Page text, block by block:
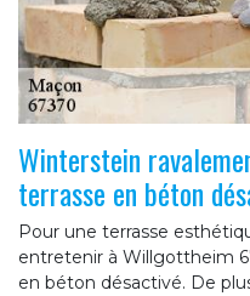
Winterstein
terrasse en béton
Pour une terrasse
entretenir à Willgottheim
en béton désactivé. De